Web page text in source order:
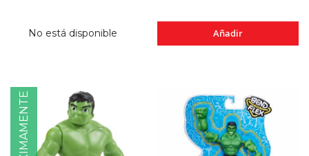
No está disponible Añadir